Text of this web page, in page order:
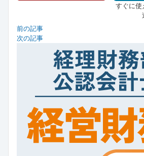
すぐに使
前の記事
次の記事